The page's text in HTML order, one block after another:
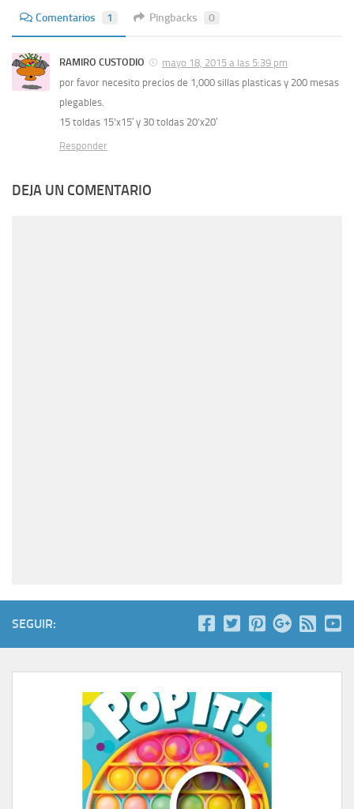
Comentarios 1 Pingbacks 0
RAMIRO CUSTODIO
mayo 18, 2015 a las 5:39 pm
por favor necesito precios de 1,000 sillas plasticas y 200 mesas
plegables.
15 toldas 15’x15′ y 30 toldas 20’x20′
Responder
DEJA UN COMENTARIO
SEGUIR: